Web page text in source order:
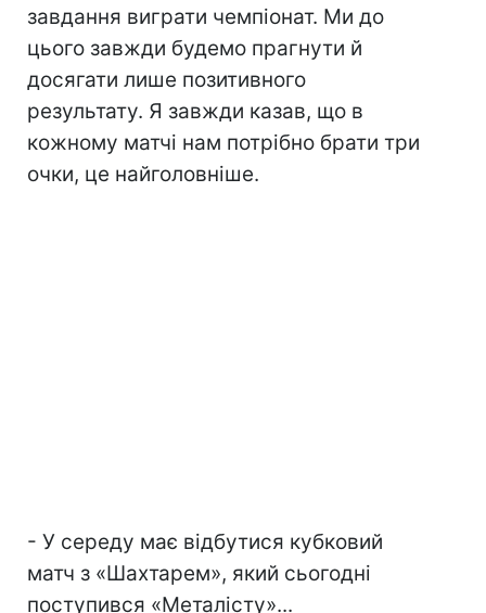
завдання виграти чемпіонат. Ми до
цього завжди будемо прагнути й
досягати лише позитивного
результату. Я завжди казав, що в
кожному матчі нам потрібно брати три
очки, це найголовніше.
- У середу має відбутися кубковий
матч з «Шахтарем», який сьогодні
поступився «Металісту»...